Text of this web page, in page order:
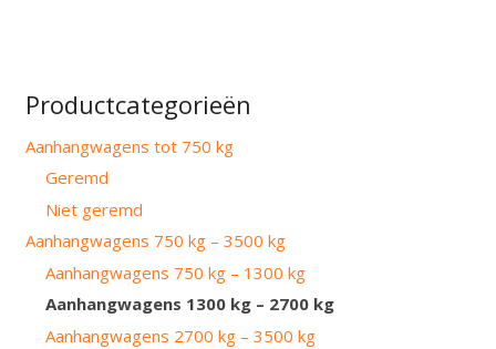
Productcategorieën
Aanhangwagens tot 750 kg
Geremd
Niet geremd
Aanhangwagens 750 kg – 3500 kg
Aanhangwagens 750 kg – 1300 kg
Aanhangwagens 1300 kg – 2700 kg
Aanhangwagens 2700 kg – 3500 kg